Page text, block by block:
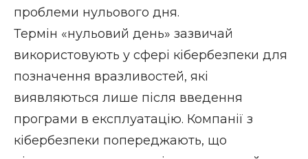
проблеми нульового дня.
Термін «нульовий день» зазвичай
використовують у сфері кібербезпеки для
позначення вразливостей, які
виявляються лише після введення
програми в експлуатацію. Компанії з
кібербезпеки попереджають, що